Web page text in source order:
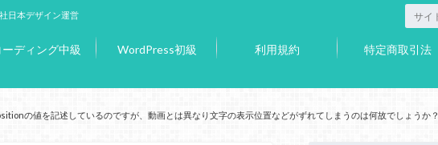
日本デザイン運営
ーディング中級 WordPress初級 利用規約 特定商取引法
の値を記述しているのですが、動画とは異なり文字の表示位置などがずれてしまうのは何故でしょうか？